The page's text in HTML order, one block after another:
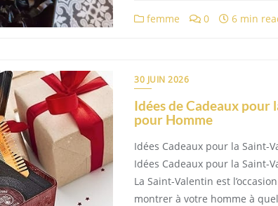
femme 0 6 min
30 JUIN 2026
Idées de Cadeaux pour
pour Homme
Idées Cadeaux pour la Saint-
Idées Cadeaux pour la Saint-
La Saint-Valentin est
montrer à votre homme à